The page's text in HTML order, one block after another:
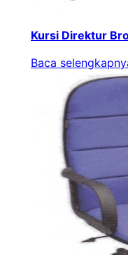
Kursi Direktur
Baca